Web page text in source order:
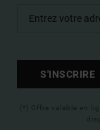
S'INSCRIRE
(*) Offre valable en